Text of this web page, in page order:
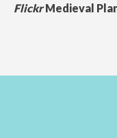
FlickrMedieval